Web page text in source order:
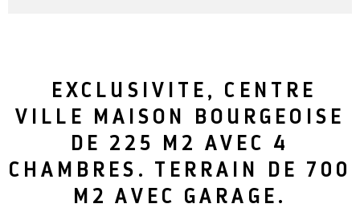
EXCLUSIVITE, CENTRE
VILLE MAISON BOURGEOISE
DE 225 M2 AVEC 4
CHAMBRES. TERRAIN DE 700
M2 AVEC GARAGE.